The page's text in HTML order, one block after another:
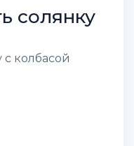
солянку
с колбасой